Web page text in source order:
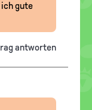
ich gute
antworten